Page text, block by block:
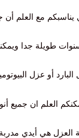
يناسبكم مع العلم
طويلة جدا
أو عزل
العلم ان جميع
العزل هي